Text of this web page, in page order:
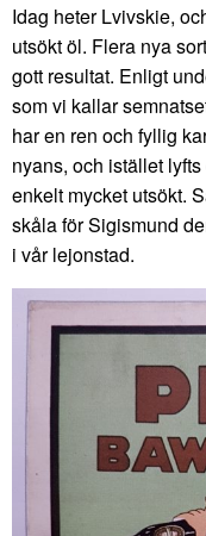
Idag heter Lvivskie,
utsökt öl. Flera nya
gott resultat. Enligt
som vi kallar
har en ren och fyllig
nyans, och istället
enkelt mycket utsökt.
skåla för Sigismund
i vår lejonstad.